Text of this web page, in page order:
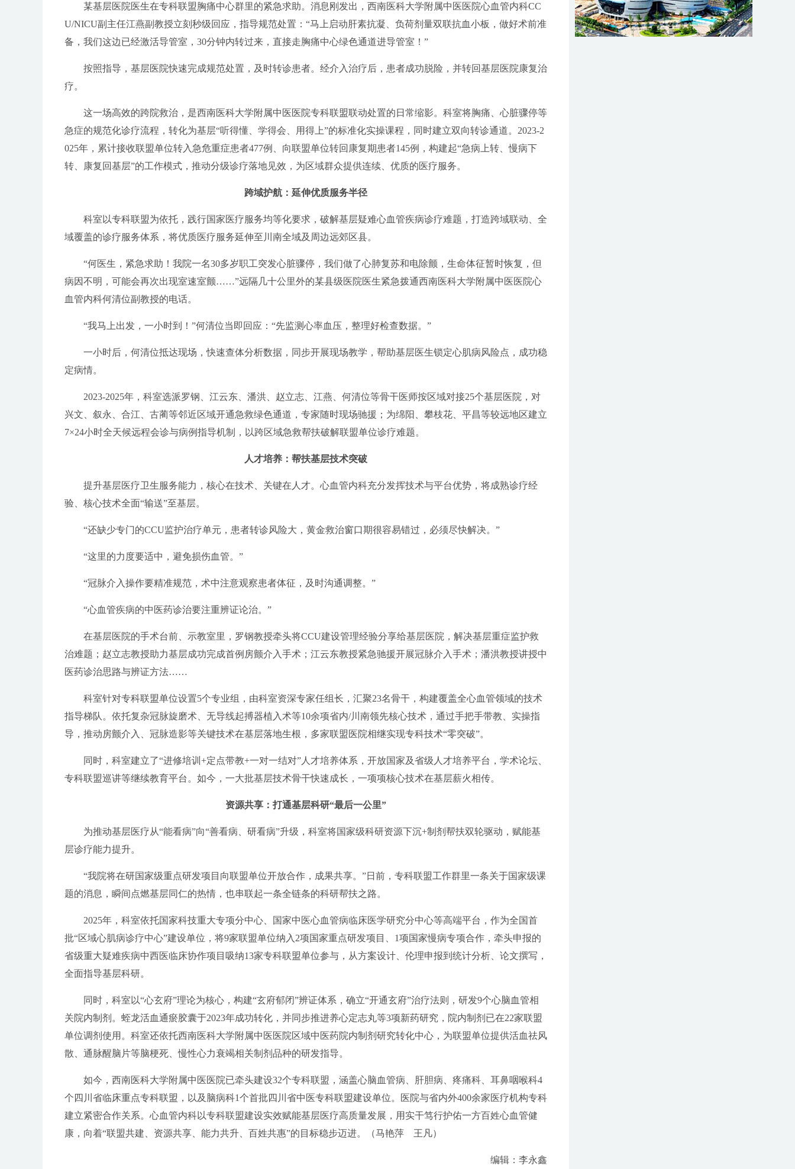
某基层医院医生在专科联盟胸痛中心群里的紧急求助。消息刚发出，西南医科大学附属中医医院心血管内科CC
U/NICU副主任江燕副教授立刻秒级回应，指导规范处置：“马上启动肝素抗凝、负荷剂量双联抗血小板，做好术前准
备，我们这边已经激活导管室，30分钟内转过来，直接走胸痛中心绿色通道进导管室！”
按照指导，基层医院快速完成规范处置，及时转诊患者。经介入治疗后，患者成功脱险，并转回基层医院康复治
疗。
这一场高效的跨院救治，是西南医科大学附属中医医院专科联盟联动处置的日常缩影。科室将胸痛、心脏骤停等
急症的规范化诊疗流程，转化为基层“听得懂、学得会、用得上”的标准化实操课程，同时建立双向转诊通道。2023-2
025年，累计接收联盟单位转入急危重症患者477例、向联盟单位转回康复期患者145例，构建起“急病上转、慢病下
转、康复回基层”的工作模式，推动分级诊疗落地见效，为区域群众提供连续、优质的医疗服务。
跨域护航：延伸优质服务半径
科室以专科联盟为依托，践行国家医疗服务均等化要求，破解基层疑难心血管疾病诊疗难题，打造跨域联动、全
域覆盖的诊疗服务体系，将优质医疗服务延伸至川南全域及周边远郊区县。
“何医生，紧急求助！我院一名30多岁职工突发心脏骤停，我们做了心肺复苏和电除颤，生命体征暂时恢复，但
病因不明，可能会再次出现室速室颤……”远隔几十公里外的某县级医院医生紧急拨通西南医科大学附属中医医院心
血管内科何清位副教授的电话。
“我马上出发，一小时到！”何清位当即回应：“先监测心率血压，整理好检查数据。”
一小时后，何清位抵达现场，快速查体分析数据，同步开展现场教学，帮助基层医生锁定心肌病风险点，成功稳
定病情。
2023-2025年，科室选派罗钢、江云东、潘洪、赵立志、江燕、何清位等骨干医师按区域对接25个基层医院，对
兴文、叙永、合江、古蔺等邻近区域开通急救绿色通道，专家随时现场驰援；为绵阳、攀枝花、平昌等较远地区建立
7×24小时全天候远程会诊与病例指导机制，以跨区域急救帮扶破解联盟单位诊疗难题。
人才培养：帮扶基层技术突破
提升基层医疗卫生服务能力，核心在技术、关键在人才。心血管内科充分发挥技术与平台优势，将成熟诊疗经
验、核心技术全面“输送”至基层。
“还缺少专门的CCU监护治疗单元，患者转诊风险大，黄金救治窗口期很容易错过，必须尽快解决。”
“这里的力度要适中，避免损伤血管。”
“冠脉介入操作要精准规范，术中注意观察患者体征，及时沟通调整。”
“心血管疾病的中医药诊治要注重辨证论治。”
在基层医院的手术台前、示教室里，罗钢教授牵头将CCU建设管理经验分享给基层医院，解决基层重症监护救
治难题；赵立志教授助力基层成功完成首例房颤介入手术；江云东教授紧急驰援开展冠脉介入手术；潘洪教授讲授中
医药诊治思路与辨证方法……
科室针对专科联盟单位设置5个专业组，由科室资深专家任组长，汇聚23名骨干，构建覆盖全心血管领域的技术
指导梯队。依托复杂冠脉旋磨术、无导线起搏器植入术等10余项省内/川南领先核心技术，通过手把手带教、实操指
导，推动房颤介入、冠脉造影等关键技术在基层落地生根，多家联盟医院相继实现专科技术“零突破”。
同时，科室建立了“进修培训+定点带教+一对一结对”人才培养体系，开放国家及省级人才培养平台，学术论坛、
专科联盟巡讲等继续教育平台。如今，一大批基层技术骨干快速成长，一项项核心技术在基层薪火相传。
资源共享：打通基层科研“最后一公里”
为推动基层医疗从“能看病”向“善看病、研看病”升级，科室将国家级科研资源下沉+制剂帮扶双轮驱动，赋能基
层诊疗能力提升。
“我院将在研国家级重点研发项目向联盟单位开放合作，成果共享。”日前，专科联盟工作群里一条关于国家级课
题的消息，瞬间点燃基层同仁的热情，也串联起一条全链条的科研帮扶之路。
2025年，科室依托国家科技重大专项分中心、国家中医心血管病临床医学研究分中心等高端平台，作为全国首
批“区域心肌病诊疗中心”建设单位，将9家联盟单位纳入2项国家重点研发项目、1项国家慢病专项合作，牵头申报的
省级重大疑难疾病中西医临床协作项目吸纳13家专科联盟单位参与，从方案设计、伦理申报到统计分析、论文撰写，
全面指导基层科研。
同时，科室以“心玄府”理论为核心，构建“玄府郁闭”辨证体系，确立“开通玄府”治疗法则，研发9个心脑血管相
关院内制剂。蛭龙活血通瘀胶囊于2023年成功转化，并同步推进养心定志丸等3项新药研究，院内制剂已在22家联盟
单位调剂使用。科室还依托西南医科大学附属中医医院区域中医药院内制剂研究转化中心，为联盟单位提供活血祛风
散、通脉醒脑片等脑梗死、慢性心力衰竭相关制剂品种的研发指导。
如今，西南医科大学附属中医医院已牵头建设32个专科联盟，涵盖心脑血管病、肝胆病、疼痛科、耳鼻咽喉科4
个四川省临床重点专科联盟，以及脑病科1个首批四川省中医专科联盟建设单位。医院与省内外400余家医疗机构专科
建立紧密合作关系。心血管内科以专科联盟建设实效赋能基层医疗高质量发展，用实干笃行护佑一方百姓心血管健
康，向着“联盟共建、资源共享、能力共升、百姓共惠”的目标稳步迈进。（马艳萍 王凡）
编辑：李永鑫